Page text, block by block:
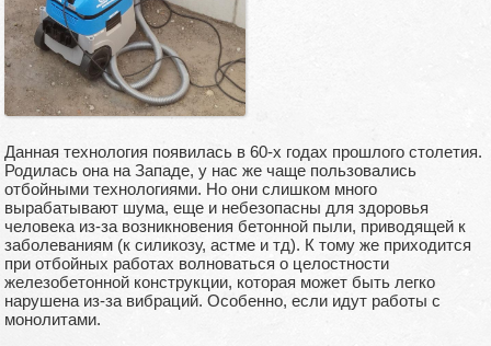
Данная технология появилась в 60-х годах прошлого столетия.
Родилась она на Западе, у нас же чаще пользовались
отбойными технологиями. Но они слишком много
вырабатывают шума, еще и небезопасны для здоровья
человека из-за возникновения бетонной пыли, приводящей к
заболеваниям (к силикозу, астме и тд). К тому же приходится
при отбойных работах волноваться о целостности
железобетонной конструкции, которая может быть легко
нарушена из-за вибраций. Особенно, если идут работы с
монолитами.